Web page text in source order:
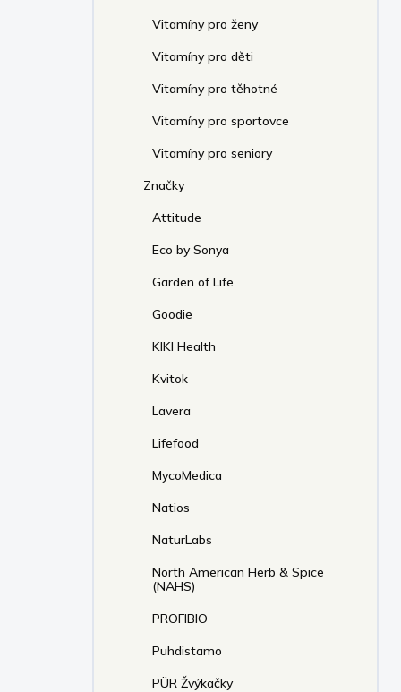
Vitamíny pro ženy
Vitamíny pro děti
Vitamíny pro těhotné
Vitamíny pro sportovce
Vitamíny pro seniory
Značky
Attitude
Eco by Sonya
Garden of Life
Goodie
KIKI Health
Kvitok
Lavera
Lifefood
MycoMedica
Natios
NaturLabs
North American Herb & Spice
(NAHS)
PROFIBIO
Puhdistamo
PÜR Žvýkačky